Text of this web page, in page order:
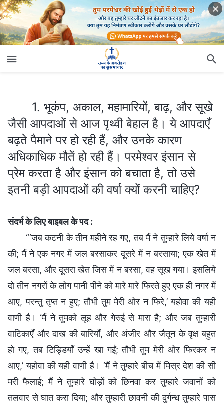
1. भूकंप, अकाल, महामारियों, बाढ़, और सूखे
जैसी आपदाओं से आज पृथ्वी बेहाल है। ये आपदाएँ
बढ़ते पैमाने पर हो रही हैं, और उनके कारण
अधिकाधिक मौतें हो रही हैं। परमेश्वर इंसान से
प्रेम करता है और इंसान को बचाता है, तो उसे
इतनी बड़ी आपदाओं की वर्षा क्यों करनी चाहिए?
संदर्भ के लिए बाइबल के पद :
“‘जब कटनी के तीन महीने रह गए, तब मैं ने तुम्हारे लिये वर्षा न
की; मैं ने एक नगर में जल बरसाकर दूसरे में न बरसाया; एक खेत में
जल बरसा, और दूसरा खेत जिस में न बरसा, वह सूख गया। इसलिये
दो तीन नगरों के लोग पानी पीने को मारे मारे फिरते हुए एक ही नगर में
आए, परन्तु तृप्‍त न हुए; तौभी तुम मेरी ओर न फिरे,’ यहोवा की यही
वाणी है। ‘मैं ने तुमको लूह और गेरुई से मारा है; और जब तुम्हारी
वाटिकाएँ और दाख की बारियाँ, और अंजीर और जैतून के वृक्ष बहुत
हो गए, तब टिड्डियाँ उन्हें खा गईं; तौभी तुम मेरी ओर फिरकर न
आए,’ यहोवा की यही वाणी है। ‘मैं ने तुम्हारे बीच में मिस्र देश की सी
मरी फैलाई; मैं ने तुम्हारे घोड़ों को छिनवा कर तुम्हारे जवानों को
तलवार से घात करा दिया; और तुम्हारी छावनी की दुर्गन्ध तुम्हारे पास